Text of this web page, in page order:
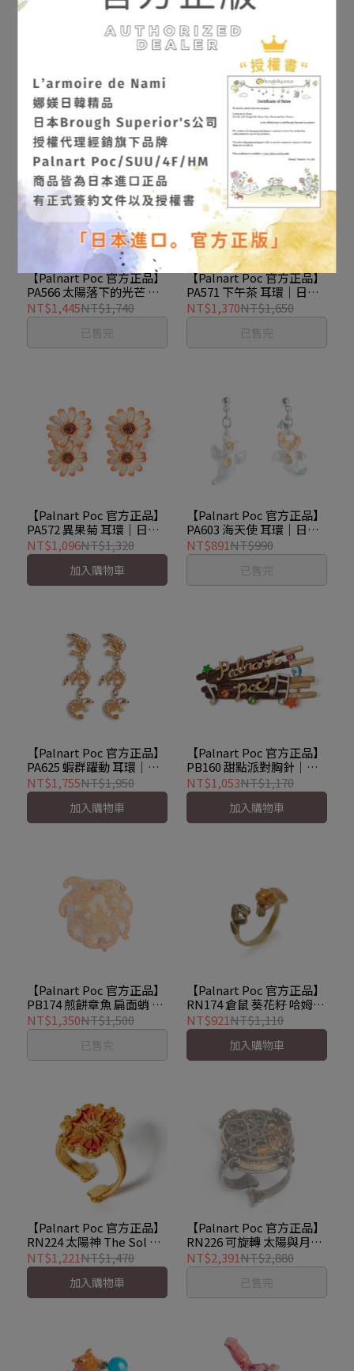
【Palnart Poc 官方正品】
PA530 貪吃倉鼠 耳環｜日
Hungry Hamster
加入購物車
【Palnart Poc 官方正品】
PA562 悠游珊瑚礁小丑魚
耳環｜日本製 海洋系・垂
墜設計 Atlantic
NT$1,644NT$1,980
已售完
【Palnart Poc 官方正品】
PA566 太陽落下的光芒 耳
環｜日本製 古代裝飾・彩
色寶石 The Sol
NT$1,445NT$1,740
已售完
【Palnart Poc 官方正品】
PA571 下午茶 耳環｜日本
製 馬卡龍 甜點 Afternoon
Tea
NT$1,370NT$1,650
已售完
【Palnart Poc 官方正品】
PA572 異果菊 耳環｜日本
製 金盞花 銅錢花
Dimorphotheca
NT$1,096NT$1,320
加入購物車
【Palnart Poc 官方正品】
PA603 海天使 耳環｜日本
製 捕食姿態 螢光發光設計
Sea angel
NT$891NT$990
已售完
【Palnart Poc 官方正品】
PA625 蝦群躍動 耳環｜日
本製 職人手工著色 海蝦設
計 Shrimp Trio
NT$1,755NT$1,950
加入購物車
【Palnart Poc 官方正品】
PB160 甜點派對胸針｜日
本製 巧克力彩豆與手繪
Logo Sweet
NT$1,053NT$1,170
加入購物車
【Palnart Poc 官方正品】
PB174 煎餅章魚 扁面蛸 胸
針 Flapjack octopus
NT$1,350NT$1,500
已售完
【Palnart Poc 官方正品】
RN174 倉鼠 葵花籽 哈姆太
郎 戒指 ハムスター
Hamster
NT$921NT$1,110
加入購物車
【Palnart Poc 官方正品】
RN224 太陽神 The Sol 古
典框架太陽寶石 戒指 ソル
NT$1,221NT$1,470
加入購物車
【Palnart Poc 官方正品】
RN226 可旋轉 太陽與月亮
晝與夜 弧盤 Astro Arc 手工
戒指
NT$2,391NT$2,880
已售完